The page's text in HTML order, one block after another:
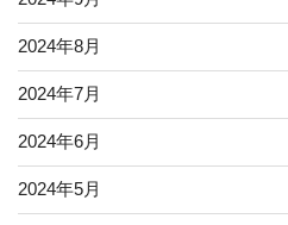
2024年8月
2024年7月
2024年6月
2024年5月